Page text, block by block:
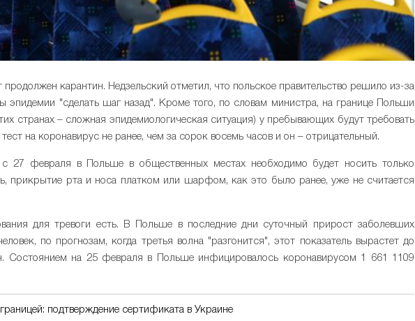
карантин. Недзельский отметил, что польское правительство решило из-за
эпидемии "сделать шаг назад". Кроме того, по словам министра, на границе Польши
странах – сложная эпидемиологическая ситуация) у пребывающих будут требовать
на коронавирус не ранее, чем за сорок восемь часов и он – отрицательный.
27 февраля в Польше в общественных местах необходимо будет носить только
прикрытие рта и носа платком или шарфом, как это было ранее, уже не считается
для тревоги есть. В Польше в последние дни суточный прирост заболевших
по прогнозам, когда третья волна "разгонится", этот показатель вырастет до
Состоянием на 25 февраля в Польше инфицировалось коронавирусом 1 661 1109
подтверждение сертификата в Украине